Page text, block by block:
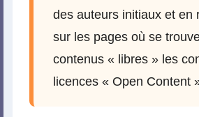
des auteurs initiaux et en
sur les pages où se
contenus « libres » les
licences « Open Content